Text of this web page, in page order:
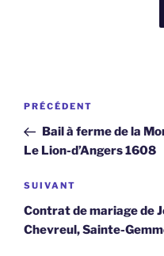
Navigation
l’article
Article
précédent
PRÉCÉDENT
Bail à ferme de la
Le Lion-d’Angers 1608
Article
suivant
SUIVANT
Contrat de mariage de
Chevreul, Sainte-